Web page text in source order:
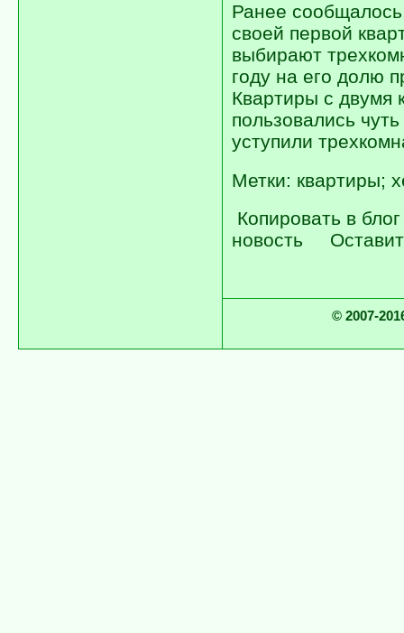
Ранее
своей первой
выбирают
году на его долю
Квартиры с двумя
пользовались
уступили
Метки: квартиры;
Копировать в блог
новость
© 2007-